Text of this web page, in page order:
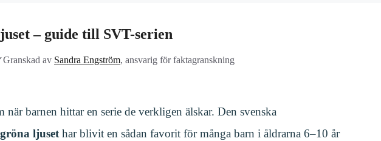
– guide till SVT-serien
Granskad av Sandra Engström, ansvarig för faktagranskning
när barnen hittar en serie de verkligen älskar. Den svenska
ljusethar blivit en sådan favorit för många barn i åldrarna 6–10 år